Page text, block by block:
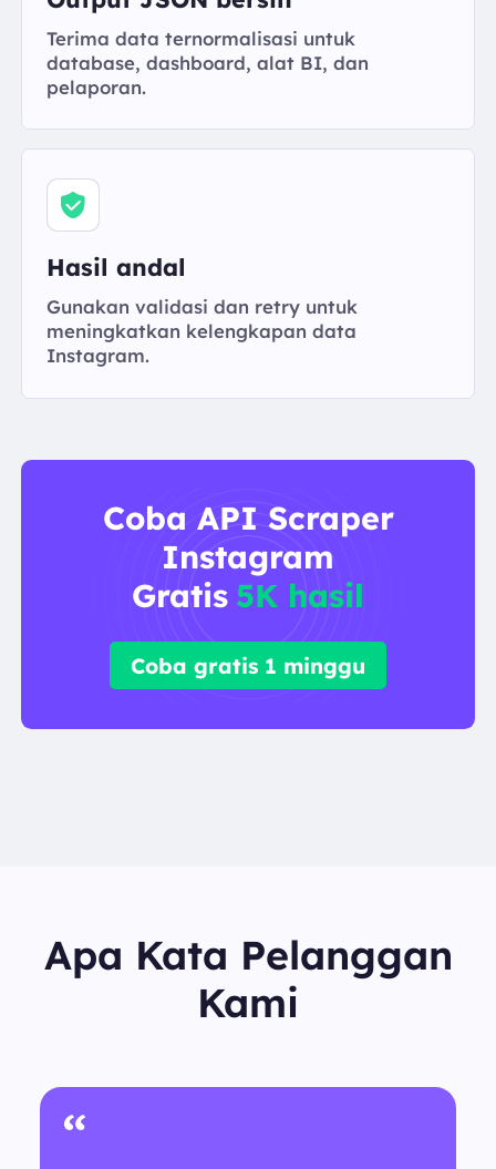
Terima data ternormalisasi untuk
database, dashboard, alat BI, dan
pelaporan.
Hasil andal
Gunakan validasi dan retry untuk
meningkatkan kelengkapan data
Instagram.
Coba API Scraper
Instagram
Gratis 5K hasil
Coba gratis 1 minggu
Apa Kata Pelanggan
Kami
“